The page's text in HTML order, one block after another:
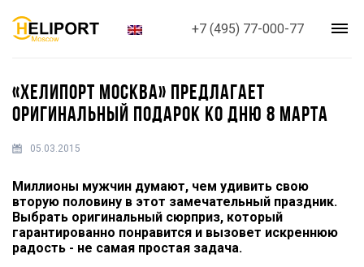
+7 (495) 77-000-77
«ХЕЛИПОРТ МОСКВА» ПРЕДЛАГАЕТ
ОРИГИНАЛЬНЫЙ ПОДАРОК КО ДНЮ 8 МАРТА
05.03.2015
Миллионы мужчин думают, чем удивить свою
вторую половину в этот замечательный праздник.
Выбрать оригинальный сюрприз, который
гарантированно понравится и вызовет искреннюю
радость - не самая простая задача.